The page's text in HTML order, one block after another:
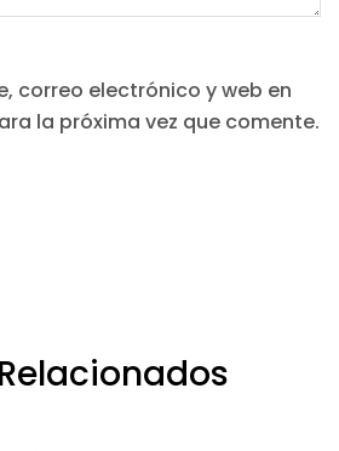
correo electrónico y web en
la próxima vez que comente.